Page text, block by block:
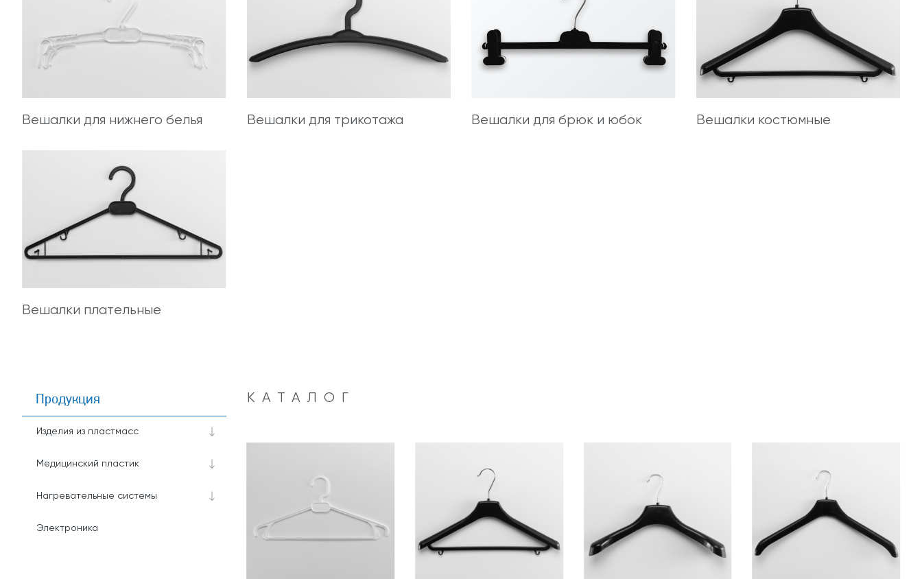
Вешалки для нижнего белья Вешалки для трикотажа Вешалки для брюк и юбок Вешалки костюмные
Вешалки плательные
Продукция
Изделия из пластмасс
Медицинский пластик
Нагревательные системы
Электроника
КАТАЛОГ